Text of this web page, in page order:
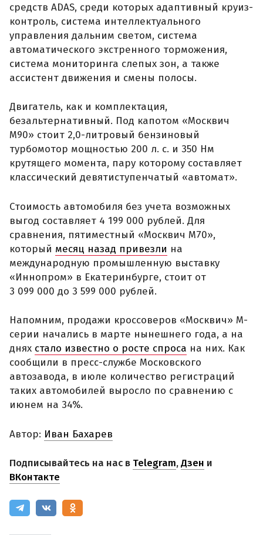
средств ADAS, среди которых адаптивный круиз-
контроль, система интеллектуального
управления дальним светом, система
автоматического экстренного торможения,
система мониторинга слепых зон, а также
ассистент движения и смены полосы.
Двигатель, как и комплектация,
безальтернативный. Под капотом «Москвич
М90» стоит 2,0-литровый бензиновый
турбомотор мощностью 200 л. с. и 350 Нм
крутящего момента, пару которому составляет
классический девятиступенчатый «автомат».
Стоимость автомобиля без учета возможных
выгод составляет 4 199 000 рублей. Для
сравнения, пятиместный «Москвич М70»,
который месяц назад привезли на
международную промышленную выставку
«Иннопром» в Екатеринбурге, стоит от
3 099 000 до 3 599 000 рублей.
Напомним, продажи кроссоверов «Москвич» М-
серии начались в марте нынешнего года, а на
днях стало известно о росте спроса на них. Как
сообщили в пресс-службе Московского
автозавода, в июле количество регистраций
таких автомобилей выросло по сравнению с
июнем на 34%.
Автор: Иван Бахарев
Подписывайтесь на нас в Telegram,Дзен и
ВКонтакте